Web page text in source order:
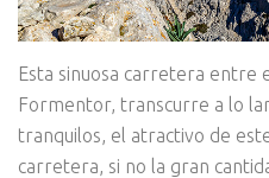
Esta sinuosa carretera entre
Formentor, transcurre a lo
tranquilos, el atractivo de
carretera, si no la gran